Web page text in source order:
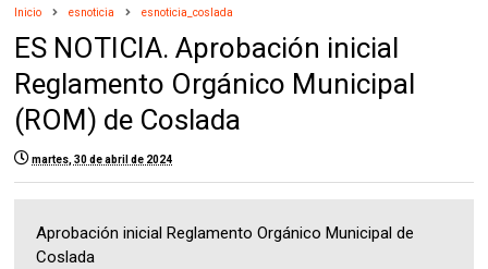
Inicio esnoticia esnoticia_coslada
ES NOTICIA. Aprobación inicial
Reglamento Orgánico Municipal
(ROM) de Coslada
martes, 30 de abril de 2024
Aprobación inicial Reglamento Orgánico Municipal de
Coslada